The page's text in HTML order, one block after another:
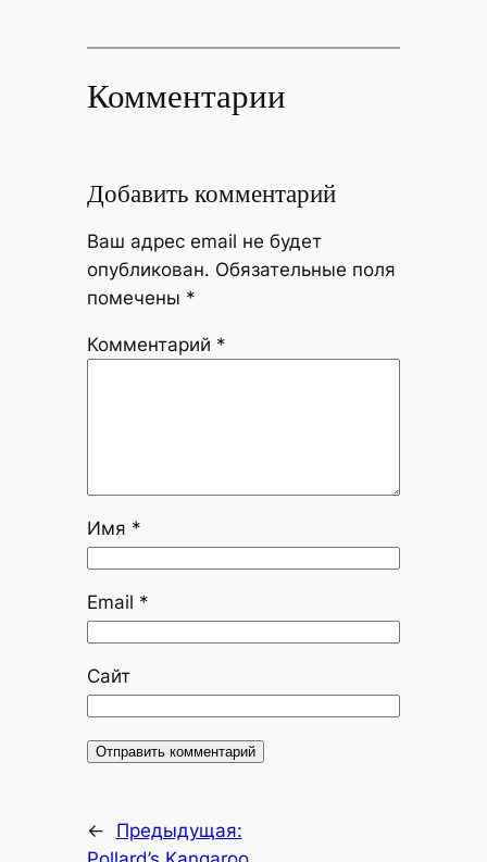
Комментарии
Добавить комментарий
Ваш адрес email не будет
опубликован. Обязательные поля
помечены *
Комментарий *
Имя *
Email *
Сайт
←
Предыдущая: